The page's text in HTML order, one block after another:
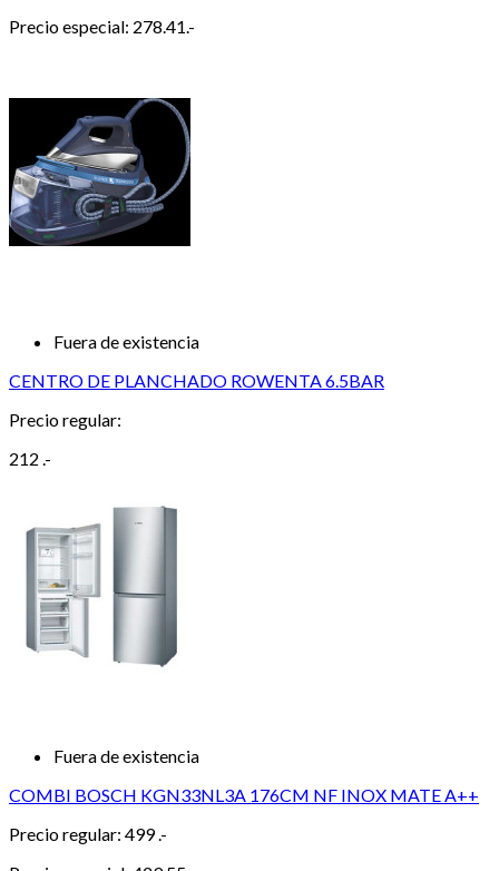
Precio especial: 278.41.-
Fuera de existencia
CENTRO DE PLANCHADO ROWENTA 6.5BAR
Precio regular:
212 .-
Fuera de existencia
COMBI BOSCH KGN33NL3A 176CM NF INOX MATE A++
Precio regular: 499 .-